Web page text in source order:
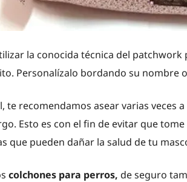
la conocida técnica del
Personalízalo bordando su nombre
te recomendamos asear varias veces
Esto es con el fin de evitar que
que pueden dañar la salud de tu
colchones para perros, de seguro